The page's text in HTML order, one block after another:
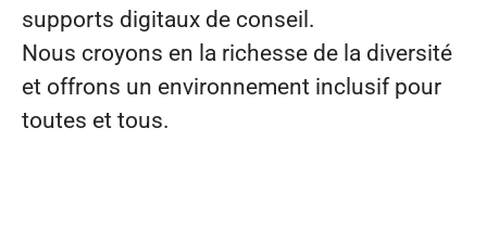
supports digitaux de conseil.
Nous croyons en la richesse de la diversité
et offrons un environnement inclusif pour
toutes et tous.